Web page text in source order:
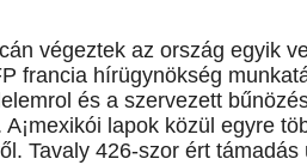
végeztek az ország egyik
francia hírügynökség
és a szervezett
lapok közül egyre
Tavaly 426-szor ért